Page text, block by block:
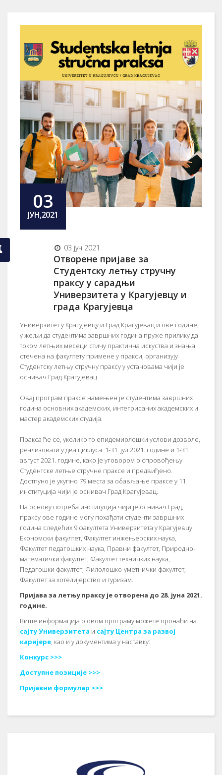
03
ЈУН,2021
03 јун 2021
Отворене пријаве за
Студентску летњу стручну
праксу у сарадњи
Универзитета у Крагујевцу и
града Крагујевца
Универзитет у Крагујевцу и Град Крагујевац и ове године,
у жељи да студентима завршних година пруже прилику да
током летњих месеци стичу практична искуства и знања
стечена на факултету примене у пракси, организују
Студентску летњу стручну праксу у установама чији је
оснивач Град Крагујевац.
Овај програм праксе намењен је студентима завршних
година основних академских, интегрисаних академских и
мастер академских студија.
Пракса ће се, уколико то епидемиолошки услови дозволе,
реализовати у два циклуса: 1-31. јул 2021. године и 1-31.
август 2021. године, како је уговором о спровођењу
Студентске летње стручне праксе и предвиђено.
Достпуно је укупно 79 места за обављање праксе у 11
институција чији је оснивач Град Крагујевац.
На основу потреба институција чији је оснивач Град,
праксу ове године могу похађати студенти завршних
година следећих 9 факултета Универзитета у Крагујевцу:
Економски факултет, Факултет инжењерских наука,
Факултет педагошких наука, Правни факултет, Природно-
математички факултет, Факултет техничких наука,
Педагошки факултет, Филолошко-уметнички факултет,
Факултет за хотелијерство и туризам.
Пријава за летњу праксу је отворена до 28. јуна 2021.
године.
Више информација о овом програму можете пронаћи на
сајту Универзитета и сајту Центра за развој
каријере, као и у документима у наставку:
Конкурс >>>
Доступне позиције >>>
Пријавни формулар >>>